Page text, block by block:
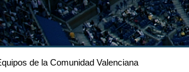
de la Comunidad Valenciana